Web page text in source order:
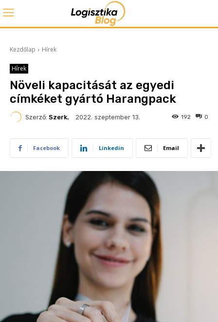
Kezdőlap Hírek
Hírek
Növeli kapacitását az egyedi
címkéket gyártó Harangpack
Szerző: Szerk. 2022. szeptember 13. 0
192
Facebook Linkedin Email